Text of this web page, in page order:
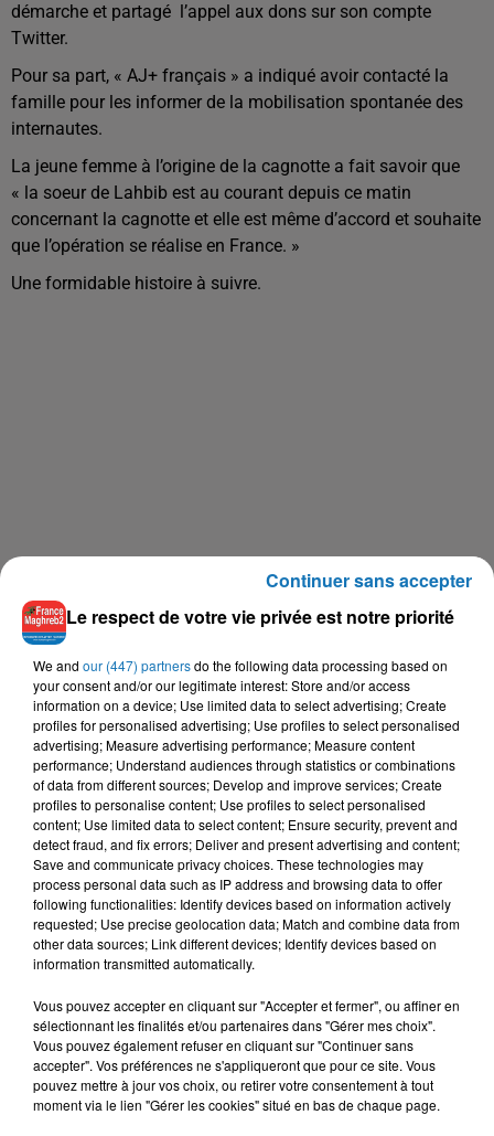
démarche et partagé
l’appel aux dons sur son compte
Twitter.
Pour sa part, « AJ+ français » a indiqué avoir contacté la
famille pour les informer de la mobilisation spontanée des
internautes.
La jeune femme à l’origine de la cagnotte a fait savoir que
« la soeur de Lahbib est au courant depuis ce matin
concernant la cagnotte et elle est même d’accord et souhaite
que l’opération se réalise en France. »
Une formidable histoire à suivre.
Le respect de votre vie privée est notre priorité
We and our (447) partnersdo the following data processing based on
your consent and/or our legitimate interest: Store and/or access
information on a device; Use limited data to select advertising; Create
profiles for personalised advertising; Use profiles to select personalised
advertising; Measure advertising performance; Measure content
performance; Understand audiences through statistics or combinations
of data from different sources; Develop and improve services; Create
profiles to personalise content; Use profiles to select personalised
content; Use limited data to select content; Ensure security, prevent and
detect fraud, and fix errors; Deliver and present advertising and content;
Save and communicate privacy choices. These technologies may
process personal data such as IP address and browsing data to offer
following functionalities: Identify devices based on information actively
requested; Use precise geolocation data; Match and combine data from
other data sources; Link different devices; Identify devices based on
information transmitted automatically.
Vous pouvez accepter en cliquant sur "Accepter et fermer", ou affiner en
sélectionnant les finalités et/ou partenaires dans "Gérer mes choix".
Vous pouvez également refuser en cliquant sur "Continuer sans
accepter". Vos préférences ne s'appliqueront que pour ce site. Vous
pouvez mettre à jour vos choix, ou retirer votre consentement à tout
moment via le lien "Gérer les cookies" situé en bas de chaque page.
Continuer sans accepter